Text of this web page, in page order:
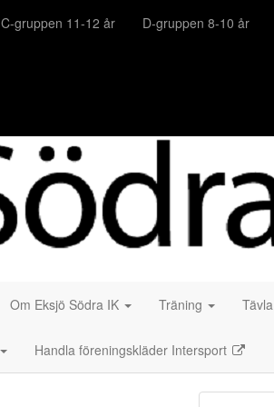
C-gruppen 11-12 år D-gruppen 8-10 år
Om Eksjö Södra IK Träning Tävla
Handla föreningskläder Intersport